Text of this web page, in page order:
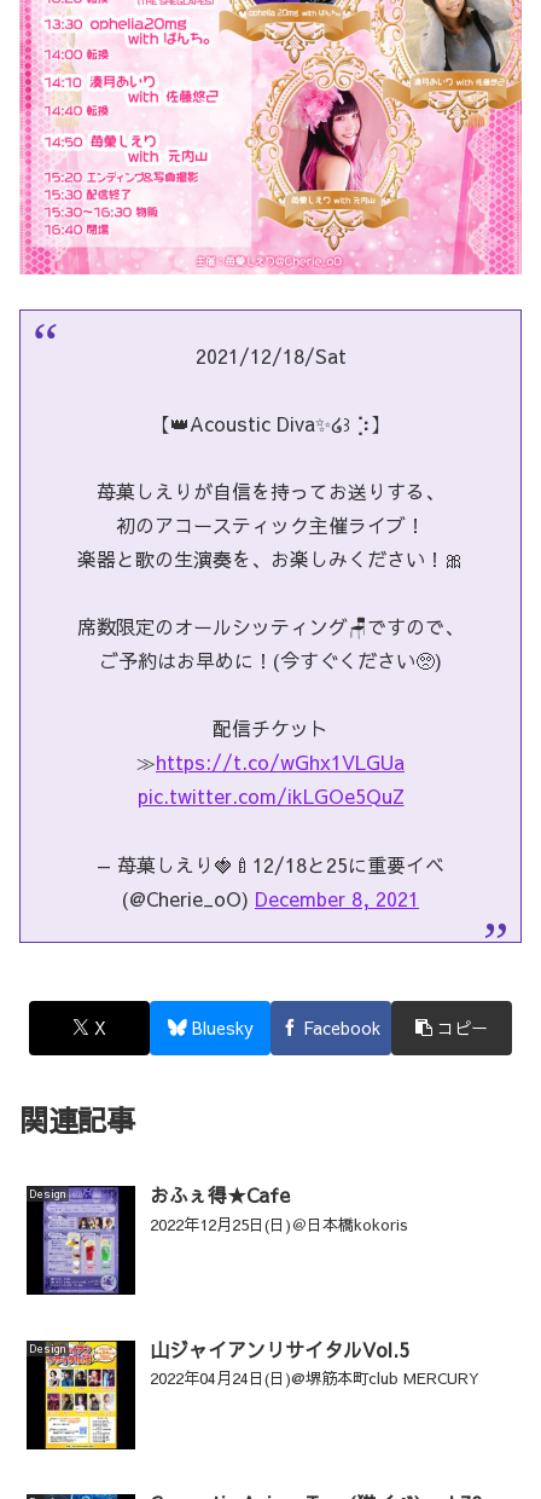
2021/12/18/Sat
【👑Acoustic Diva✨໒꒱ ⡱】
苺菓しえりが自信を持ってお送りする、
初のアコースティック主催ライブ！
楽器と歌の生演奏を、お楽しみください！🎀
席数限定のオールシッティング🪑ですので、
ご予約はお早めに！(今すぐください🥺)
配信チケット
≫https://t.co/wGhx1VLGUa
pic.twitter.com/ikLGOe5QuZ
— 苺菓しえり🍓🍼12/18と25に重要イベ
(@Cherie_oO) December 8, 2021
X Bluesky Facebook コピー
関連記事
Design おふぇ得★Cafe
2022年12月25日(日)＠日本橋kokoris
Design 山ジャイアンリサイタルVol.5
2022年04月24日(日)@堺筋本町club MERCURY